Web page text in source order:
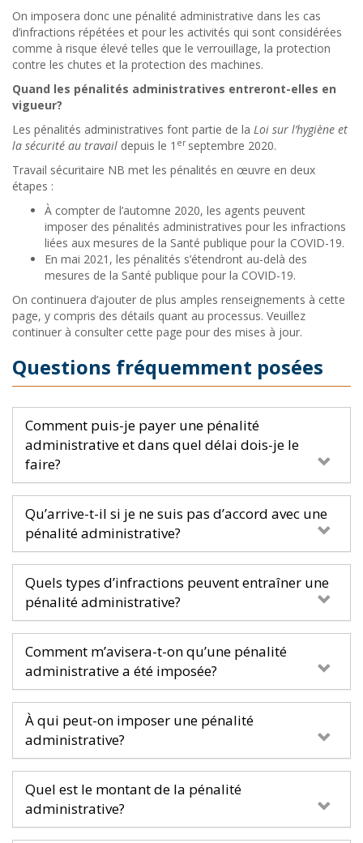
On imposera donc une pénalité administrative dans les cas
d’infractions répétées et pour les activités qui sont considérées
comme à risque élevé telles que le verrouillage, la protection
contre les chutes et la protection des machines.
Quand les pénalités administratives entreront-elles en
vigueur?
Les pénalités administratives font partie de la Loi sur l’hygiène et
la sécurité au travail depuis le 1 er septembre 2020.
Travail sécuritaire NB met les pénalités en œuvre en deux
étapes :
À compter de l’automne 2020, les agents peuvent
imposer des pénalités administratives pour les infractions
liées aux mesures de la Santé publique pour la COVID-19.
En mai 2021, les pénalités s’étendront au-delà des
mesures de la Santé publique pour la COVID-19.
On continuera d’ajouter de plus amples renseignements à cette
page, y compris des détails quant au processus. Veuillez
continuer à consulter cette page pour des mises à jour.
Questions fréquemment posées
Comment puis-je payer une pénalité
administrative et dans quel délai dois-je le
faire?
Qu’arrive-t-il si je ne suis pas d’accord avec une
pénalité administrative?
Quels types d’infractions peuvent entraîner une
pénalité administrative?
Comment m’avisera-t-on qu’une pénalité
administrative a été imposée?
À qui peut-on imposer une pénalité
administrative?
Quel est le montant de la pénalité
administrative?